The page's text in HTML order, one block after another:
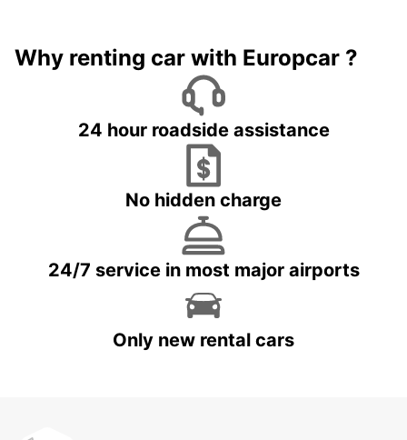
Why renting car with Europcar ?
24 hour roadside assistance
No hidden charge
24/7 service in most major airports
Only new rental cars